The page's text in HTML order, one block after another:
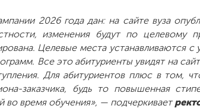
2026 года дан: на сайте вуза
изменения будут по целевому
Целевые места устанавливаются
Все это абитуриенты увидят на
Для абитуриентов плюс в том,
заказчика, будь то повышенная
во время обучения», — подчеркивает